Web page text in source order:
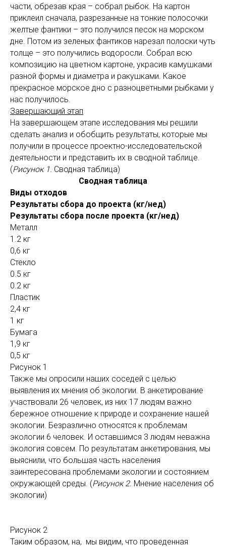
части, обрезав края – собрал рыбок. На картон
приклеил сначала, разрезанные на тонкие полосочки
желтые фантики – это получился песок на морском
дне. Потом из зеленых фантиков нарезал полоски чуть
толще – это получились водоросли. Собрал всю
композицию на цветном картоне, украсив камушками
разной формы и диаметра и ракушками. Какое
прекрасное морское дно с разноцветными рыбками у
нас получилось.
Завершающий этап
На завершающем этапе исследования мы решили
сделать анализ и обобщить результаты, которые мы
получили в процессе проектно-исследовательской
деятельности и представить их в сводной таблице.
(Рисунок 1. Сводная таблица)
Сводная таблица
Виды отходов
Результаты сбора до проекта (кг/нед)
Результаты сбора после проекта (кг/нед)
Металл
1.2 кг
0,6 кг
Стекло
0.5 кг
0.2 кг
Пластик
2,4 кг
1 кг
Бумага
1,9 кг
0,5 кг
Рисунок 1
Также мы опросили наших соседей с целью
выявления их мнения об экологии. В анкетирование
участвовали 26 человек, из них 17 людям важно
бережное отношение к природе и сохранение нашей
экологии. Безразлично относятся к проблемам
экологии 6 человек. И оставшимся 3 людям неважна
экология совсем. По результатам анкетирования, мы
выяснили, что большая часть населения
заинтересована проблемами экологии и состоянием
окружающей среды. (Рисунок 2. Мнение населения об
экологии)
Рисунок 2
Таким образом, на, мы видим, что проведенная